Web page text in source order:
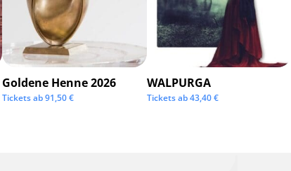
Goldene Henne 2026
Tickets ab91,50€
WALPURGA
Tickets ab43,40€